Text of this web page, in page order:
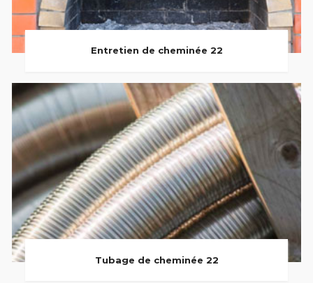
Entretien de cheminée 22
Tubage de cheminée 22